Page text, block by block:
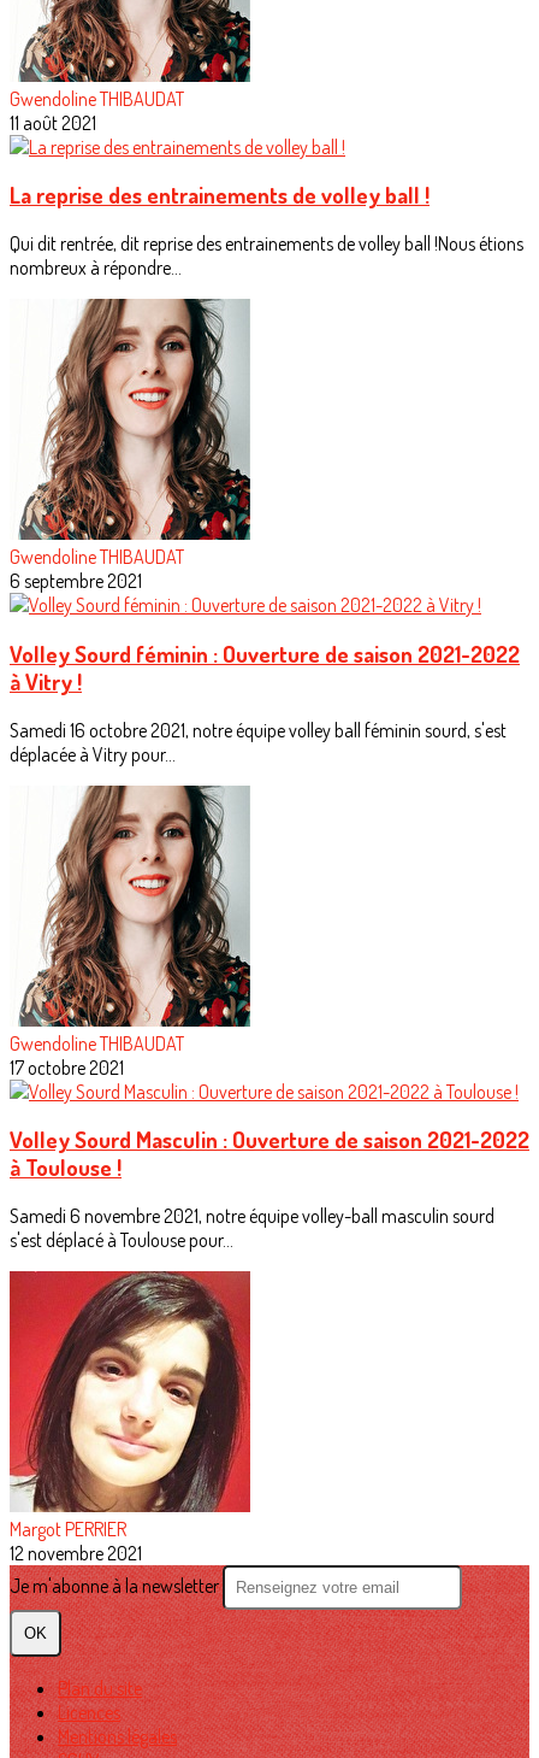
Gwendoline THIBAUDAT
11 août 2021
La reprise des entrainements de volley ball !
Qui dit rentrée, dit reprise des entrainements de volley ball !Nous étions
nombreux à répondre...
Gwendoline THIBAUDAT
6 septembre 2021
Volley Sourd féminin : Ouverture de saison 2021-2022
à Vitry !
Samedi 16 octobre 2021, notre équipe volley ball féminin sourd, s'est
déplacée à Vitry pour...
Gwendoline THIBAUDAT
17 octobre 2021
Volley Sourd Masculin : Ouverture de saison 2021-2022
à Toulouse !
Samedi 6 novembre 2021, notre équipe volley-ball masculin sourd
s'est déplacé à Toulouse pour...
Margot PERRIER
12 novembre 2021
Je m'abonne à la newsletter
OK
Plan du site
Licences
Mentions légales